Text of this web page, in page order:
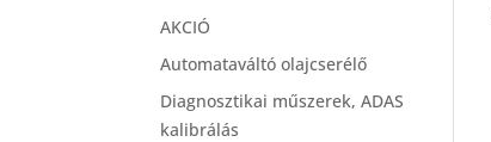
AKCIÓ
Automataváltó olajcserélő
Diagnosztikai műszerek, ADAS
kalibrálás